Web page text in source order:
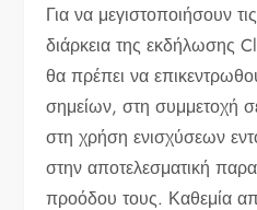
Για να μεγιστοποιήσουν
διάρκεια της εκδήλωσης
θα πρέπει να
σημείων, στη συμμετοχή
στη χρήση ενισχύσεων
στην αποτελεσματική
προόδου τους. Καθεμία